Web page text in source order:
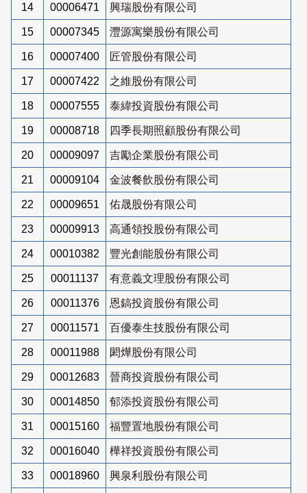
14 00006471 興瑞股份有限公司
15 00007345 灃源寓樂股份有限公司
16 00007400 匠管股份有限公司
17 00007422 之維股份有限公司
18 00007555 泰緯投資股份有限公司
19 00008718 四季長期照顧股份有限公司
20 00009097 吉勵企業股份有限公司
21 00009104 金波餐飲股份有限公司
22 00009651 佑晟股份有限公司
23 00009913 高通領投股份有限公司
24 00010382 豐光創能股份有限公司
25 00011137 有意義文理股份有限公司
26 00011376 恩鎬投資股份有限公司
27 00011571 百優泰生技股份有限公司
28 00011988 閎燁股份有限公司
29 00012683 晉商投資股份有限公司
30 00014850 郁添投資股份有限公司
31 00015160 福豐置地股份有限公司
32 00016040 樺祥投資股份有限公司
33 00018960 興泉利股份有限公司